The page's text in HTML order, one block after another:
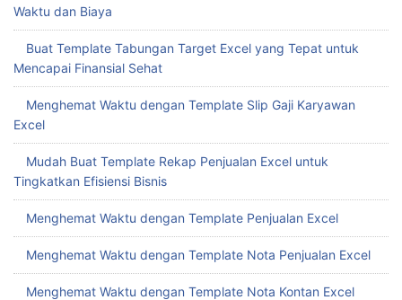
Waktu dan Biaya
Buat Template Tabungan Target Excel yang Tepat untuk
Mencapai Finansial Sehat
Menghemat Waktu dengan Template Slip Gaji Karyawan
Excel
Mudah Buat Template Rekap Penjualan Excel untuk
Tingkatkan Efisiensi Bisnis
Menghemat Waktu dengan Template Penjualan Excel
Menghemat Waktu dengan Template Nota Penjualan Excel
Menghemat Waktu dengan Template Nota Kontan Excel